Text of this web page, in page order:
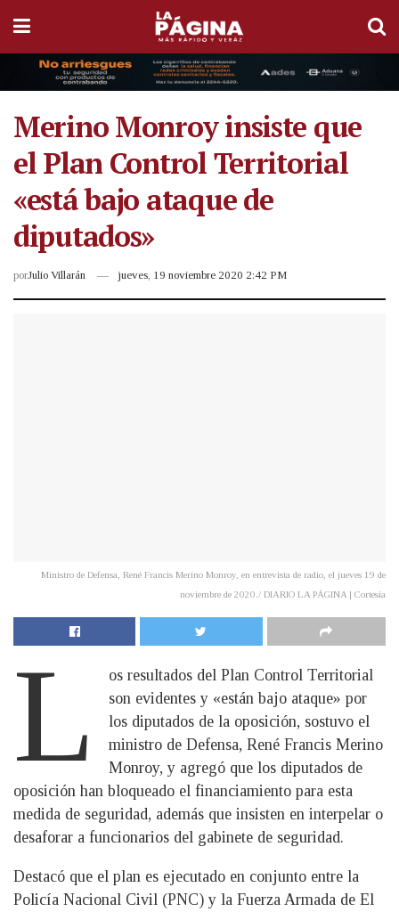
Merino Monroy insiste que
el Plan Control Territorial
«está bajo ataque de
diputados»
porJulio Villarán jueves, 19 noviembre 2020 2:42 PM
Ministro de Defensa, René Francis Merino Monroy, en entrevista de radio, el jueves 19 de
noviembre de 2020./ DIARIO LA PÁGINA | Cortesía
L
os resultados del Plan Control Territorial
son evidentes y «están bajo ataque» por
los diputados de la oposición, sostuvo el
ministro de Defensa, René Francis Merino
Monroy, y agregó que los diputados de
oposición han bloqueado el financiamiento para esta
medida de seguridad, además que insisten en interpelar o
desaforar a funcionarios del gabinete de seguridad.
Destacó que el plan es ejecutado en conjunto entre la
Policía Nacional Civil (PNC) y la Fuerza Armada de El